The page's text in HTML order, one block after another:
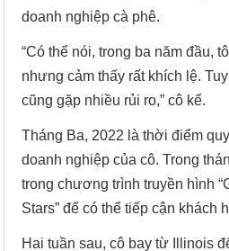
doanh nghiệp cà phê.
“Có thể nói, trong ba năm đầu,
nhưng cảm thấy rất khích lệ.
cũng gặp nhiều rủi ro,” cô kể.
Tháng Ba, 2022 là thời điểm
doanh nghiệp của cô. Trong
trong chương trình truyền hình
Stars” để có thể tiếp cận khách
Hai tuần sau, cô bay từ Illinois